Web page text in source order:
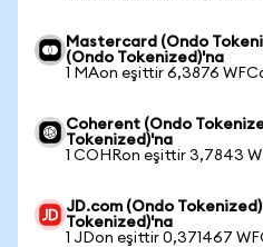
Mastercard (Ondo
(Ondo Tokenized)'na
1 MAon eşittir 6,3876
Coherent (Ondo
Tokenized)'na
1 COHRon eşittir 3,7843
JD.com (Ondo
Tokenized)'na
1 JDon eşittir 0,371467